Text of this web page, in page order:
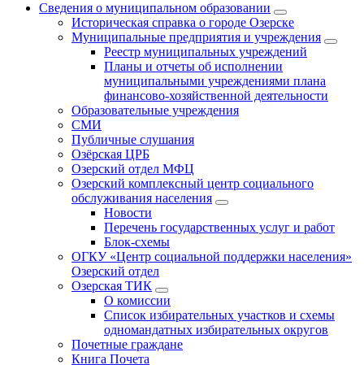
Сведения о муниципальном образовании
Историческая справка о городе Озерске
Муниципальные предприятия и учреждения
Реестр муниципальных учреждений
Планы и отчеты об исполнении
муниципальными учреждениями плана
финансово-хозяйственной деятельности
Образовательные учреждения
СМИ
Публичные слушания
Озёрская ЦРБ
Озерский отдел МФЦ
Озерский комплексный центр социального
обслуживания населения
Новости
Перечень государственных услуг и работ
Блок-схемы
ОГКУ «Центр социальной поддержки населения»
Озерский отдел
Озерская ТИК
О комиссии
Список избирательных участков и схемы
одномандатных избирательных округов
Почетные граждане
Книга Почета